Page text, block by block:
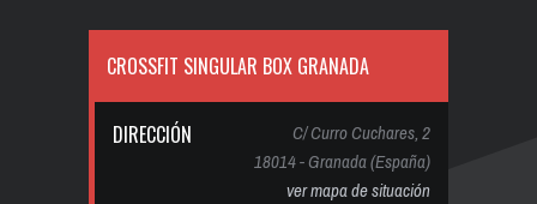
CROSSFIT SINGULAR BOX GRANADA
DIRECCIÓN
C/ Curro Cuchares, 2
18014 - Granada (España)
ver mapa de situación